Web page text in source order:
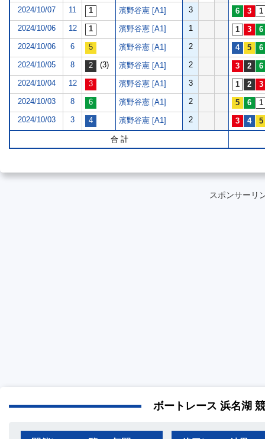
2024/10/07 11 濱野谷憲 [A1] 3
2024/10/06 12 濱野谷憲 [A1] 1
2024/10/06 6 濱野谷憲 [A1] 2
2024/10/05 8 (3) 濱野谷憲 [A1] 2
2024/10/04 12 濱野谷憲 [A1] 3
2024/10/03 8 濱野谷憲 [A1] 2
2024/10/03 3 濱野谷憲 [A1] 2
合 計
スポンサーリ
ボートレース 浜名湖